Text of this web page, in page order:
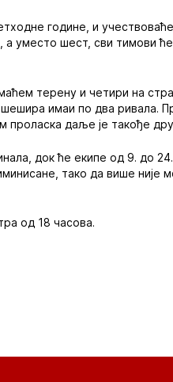
године, и
а уместо шест, сви тимови
терену и четири на
имаи по два ривала.
проласка даље је такође
док ће екипе од 9. до
тако да више није
од 18 часова.